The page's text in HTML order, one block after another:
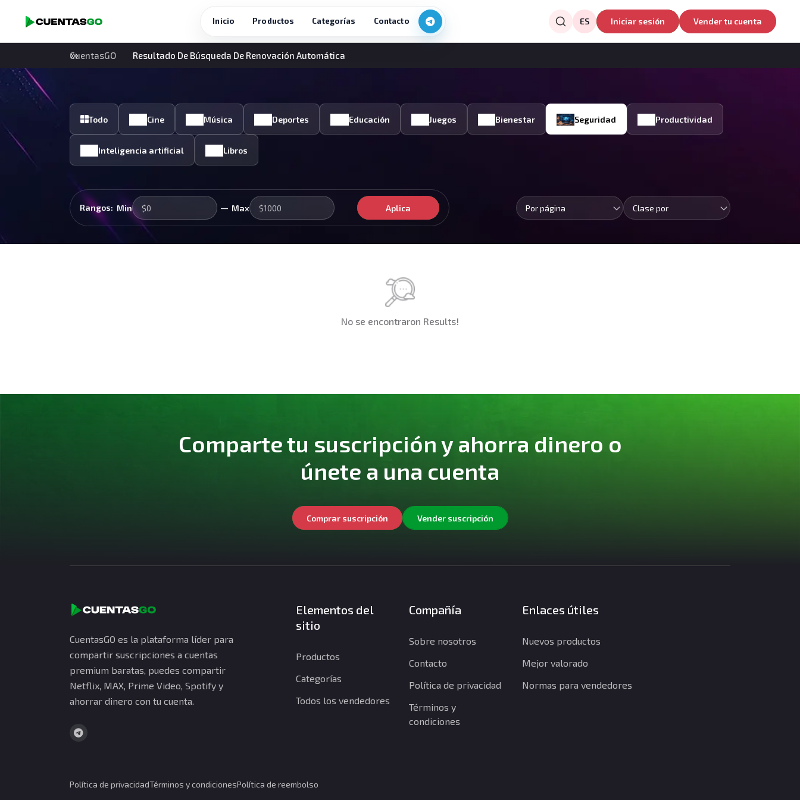
Inicio Productos Categorías Contacto ES Iniciar sesión Vender tu cuenta
CuentasGO Resultado De Búsqueda De Renovación Automática
Todo Cine Música Deportes Educación Juegos Bienestar Seguridad Productividad
Inteligencia artificial Libros
Rangos: Min — Max Aplica Por página Clase por
No se encontraron Results!
Comparte tu suscripción y ahorra dinero o
únete a una cuenta
Comprar suscripción Vender suscripción
CuentasGO es la plataforma líder para
compartir suscripciones a cuentas
premium baratas, puedes compartir
Netflix, MAX, Prime Video, Spotify y
ahorrar dinero con tu cuenta.
Elementos del
sitio
Productos
Categorías
Todos los vendedores
Compañía
Sobre nosotros
Contacto
Política de privacidad
Términos y
condiciones
Enlaces útiles
Nuevos productos
Mejor valorado
Normas para vendedores
Política de privacidadTérminos y condicionesPolítica de reembolso